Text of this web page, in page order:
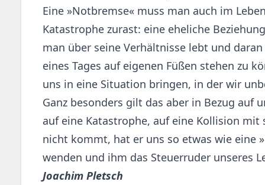
Eine »Notbremse« muss man auch im
Katastrophe zurast: eine eheliche
man über seine Verhältnisse lebt und
eines Tages auf eigenen Füßen stehen zu
uns in eine Situation bringen, in der wir
Ganz besonders gilt das aber in Bezug auf
auf eine Katastrophe, auf eine Kollision
nicht kommt, hat er uns so etwas wie eine
wenden und ihm das Steuerruder unseres
Joachim Pletsch